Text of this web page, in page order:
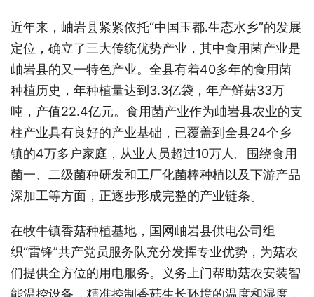
近年来，岫岩县紧紧依托“中国玉都.生态水乡”的发展
定位，确立了三大传统优势产业，其中食用菌产业是
岫岩县的又一特色产业。全县有着40多年的食用菌
种植历史，年种植量达到3.3亿袋，年产鲜菇33万
吨，产值22.4亿元。食用菌产业作为岫岩县农业的支
柱产业具有良好的产业基础，已覆盖到全县24个乡
镇的4万多户家庭，从业人员超过10万人。围绕食用
菌一、二级菌种研发和工厂化菌棒种植以及下游产品
深加工等方面，正逐步形成完整的产业链条。
在牧牛镇香菇种植基地，国网岫岩县供电公司组
织“雷锋”共产党员服务队充分发挥专业优势，为菇农
们提供全方位的用电服务。义务上门帮助菇农安装智
能温控设备，精准控制香菇生长环境的温度和湿度，